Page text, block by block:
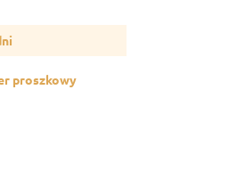
proszkowy